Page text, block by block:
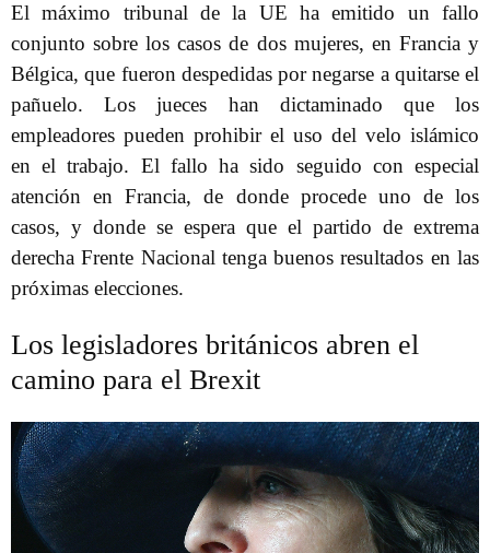
El máximo tribunal de la UE ha emitido un fallo
conjunto sobre los casos de dos mujeres, en Francia y
Bélgica, que fueron despedidas por negarse a quitarse el
pañuelo. Los jueces han dictaminado que los
empleadores pueden prohibir el uso del velo islámico
en el trabajo. El fallo ha sido seguido con especial
atención en Francia, de donde procede uno de los
casos, y donde se espera que el partido de extrema
derecha Frente Nacional tenga buenos resultados en las
próximas elecciones.
Los legisladores británicos abren el
camino para el Brexit